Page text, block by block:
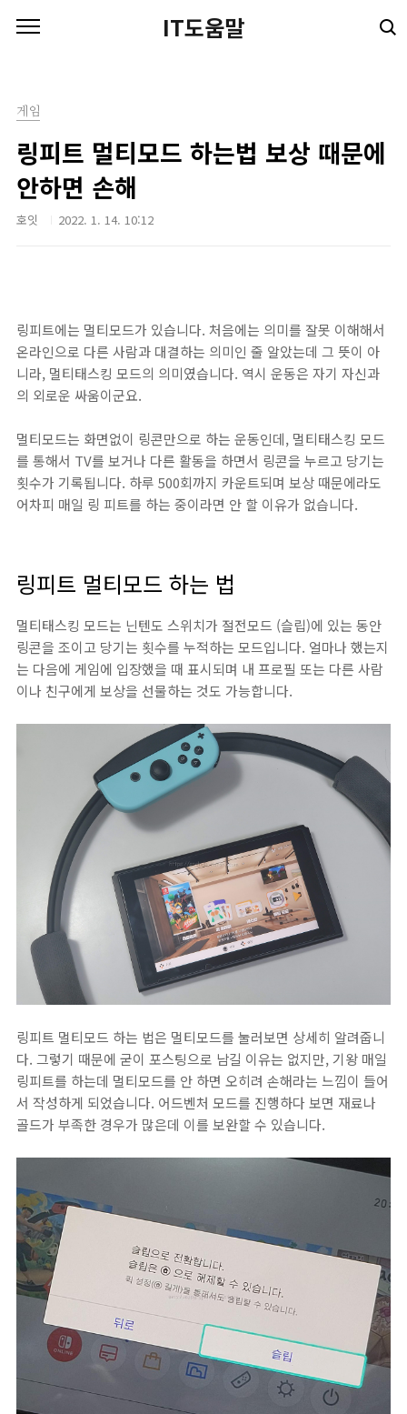
IT도움말
게임
링피트 멀티모드 하는법 보상 때문에
안하면 손해
호잇 2022. 1. 14. 10:12
링피트에는 멀티모드가 있습니다. 처음에는 의미를 잘못 이해해서
온라인으로 다른 사람과 대결하는 의미인 줄 알았는데 그 뜻이 아
니라, 멀티태스킹 모드의 의미였습니다. 역시 운동은 자기 자신과
의 외로운 싸움이군요.
멀티모드는 화면없이 링콘만으로 하는 운동인데, 멀티태스킹 모드
를 통해서 TV를 보거나 다른 활동을 하면서 링콘을 누르고 당기는
횟수가 기록됩니다. 하루 500회까지 카운트되며 보상 때문에라도
어차피 매일 링 피트를 하는 중이라면 안 할 이유가 없습니다.
링피트 멀티모드 하는 법
멀티태스킹 모드는 닌텐도 스위치가 절전모드 (슬립)에 있는 동안
링콘을 조이고 당기는 횟수를 누적하는 모드입니다. 얼마나 했는지
는 다음에 게임에 입장했을 때 표시되며 내 프로필 또는 다른 사람
이나 친구에게 보상을 선물하는 것도 가능합니다.
링피트 멀티모드 하는 법은 멀티모드를 눌러보면 상세히 알려줍니
다. 그렇기 때문에 굳이 포스팅으로 남길 이유는 없지만, 기왕 매일
링피트를 하는데 멀티모드를 안 하면 오히려 손해라는 느낌이 들어
서 작성하게 되었습니다. 어드벤처 모드를 진행하다 보면 재료나
골드가 부족한 경우가 많은데 이를 보완할 수 있습니다.